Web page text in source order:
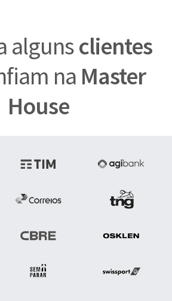
algunsclientes
na Master
House